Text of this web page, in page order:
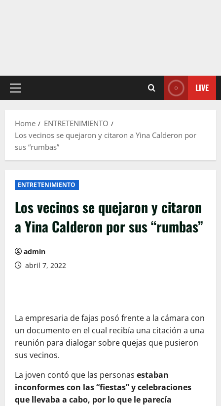
Primary
LIVE
Home
ENTRETENIMIENTO
Los vecinos se quejaron y citaron a Yina Calderon por
sus “rumbas”
ENTRETENIMIENTO
Los vecinos se quejaron y citaron
a Yina Calderon por sus “rumbas”
admin
abril 7, 2022
La empresaria de fajas posó frente a la cámara con
un documento en el cual recibía una citación a una
reunión para dialogar sobre quejas que pusieron
sus vecinos.
La joven contó que las personas estaban
inconformes con las “fiestas” y celebraciones
que llevaba a cabo, por lo que le parecía